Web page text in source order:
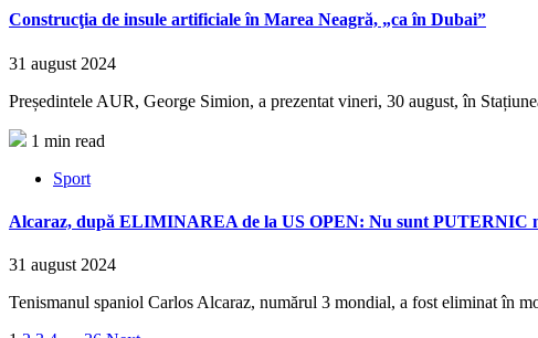
Construcţia de insule artificiale în Marea Neagră, „ca în Dubai”
31 august 2024
Președintele AUR, George Simion, a prezentat vineri, 30 august, în
1 min read
Sport
Alcaraz, după ELIMINAREA de la US OPEN: Nu sunt PUTERNIC
31 august 2024
Tenismanul spaniol Carlos Alcaraz, numărul 3 mondial, a fost eliminat în